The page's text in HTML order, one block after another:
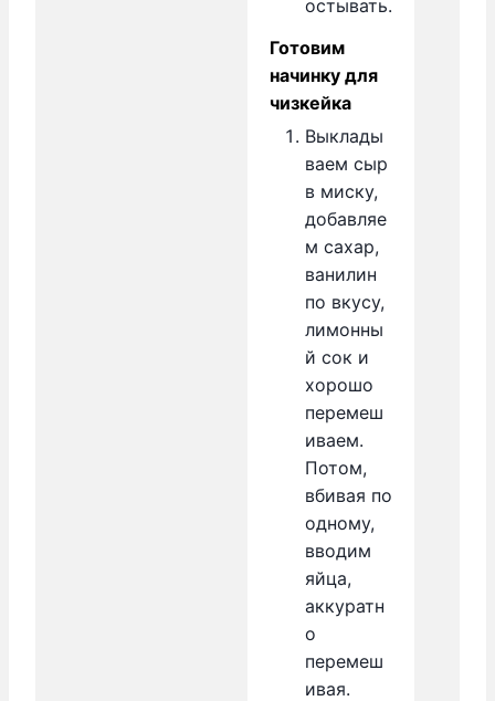
остывать.
Готовим
начинку для
чизкейка
Выклады
ваем сыр
в миску,
добавляе
м сахар,
ванилин
по вкусу,
лимонны
й сок и
хорошо
перемеш
иваем.
Потом,
вбивая по
одному,
вводим
яйца,
аккуратн
о
перемеш
ивая.